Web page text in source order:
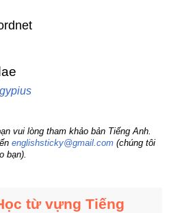
vui lòng tham khảo bản Tiếng Anh.
englishsticky@gmail.com (chúng tôi
bạn).
từ vựng Tiếng